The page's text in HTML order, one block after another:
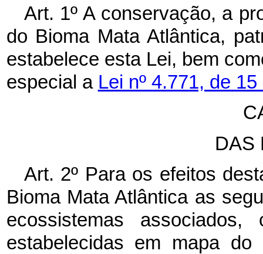
Art. 1º A conservação, a
do Bioma Mata Atlântica,
estabelece esta Lei, bem
especial a Lei nº 4.771, de
DAS
Art. 2º Para os efeitos
Bioma Mata Atlântica as
ecossistemas
estabelecidas em mapa